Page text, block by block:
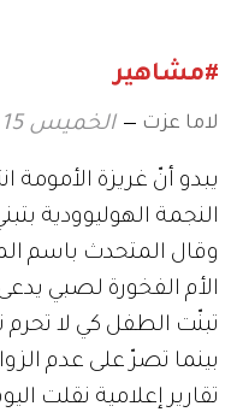
#مشاهير
لاما عزت الخميس 15 مارس 2012 04:00
يبدو أنّ غريزة الأمومة
النجمة الهوليوودية
وقال المتحدث باسم
الأم الفخورة لصبي
تبنّت الطفل كي لا
بينما تصرّ على عدم
تقارير إعلامية نقلت